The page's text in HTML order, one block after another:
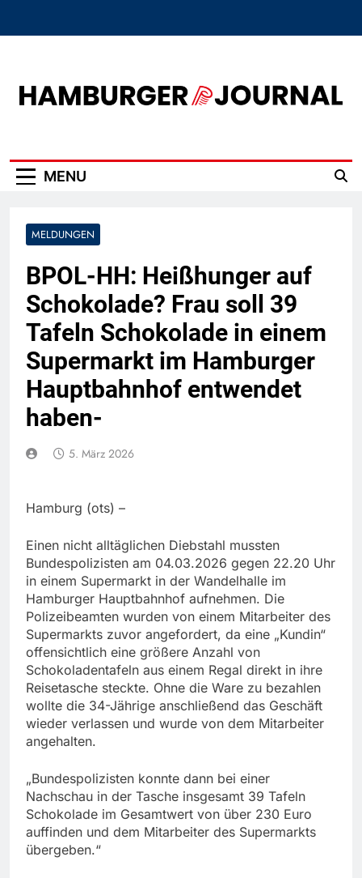
MENU
MELDUNGEN
BPOL-HH: Heißhunger auf
Schokolade? Frau soll 39
Tafeln Schokolade in einem
Supermarkt im Hamburger
Hauptbahnhof entwendet
haben-
5. März 2026
Hamburg (ots) –
Einen nicht alltäglichen Diebstahl mussten
Bundespolizisten am 04.03.2026 gegen 22.20 Uhr
in einem Supermarkt in der Wandelhalle im
Hamburger Hauptbahnhof aufnehmen. Die
Polizeibeamten wurden von einem Mitarbeiter des
Supermarkts zuvor angefordert, da eine „Kundin“
offensichtlich eine größere Anzahl von
Schokoladentafeln aus einem Regal direkt in ihre
Reisetasche steckte. Ohne die Ware zu bezahlen
wollte die 34-Jährige anschließend das Geschäft
wieder verlassen und wurde von dem Mitarbeiter
angehalten.
„Bundespolizisten konnte dann bei einer
Nachschau in der Tasche insgesamt 39 Tafeln
Schokolade im Gesamtwert von über 230 Euro
auffinden und dem Mitarbeiter des Supermarkts
übergeben.“